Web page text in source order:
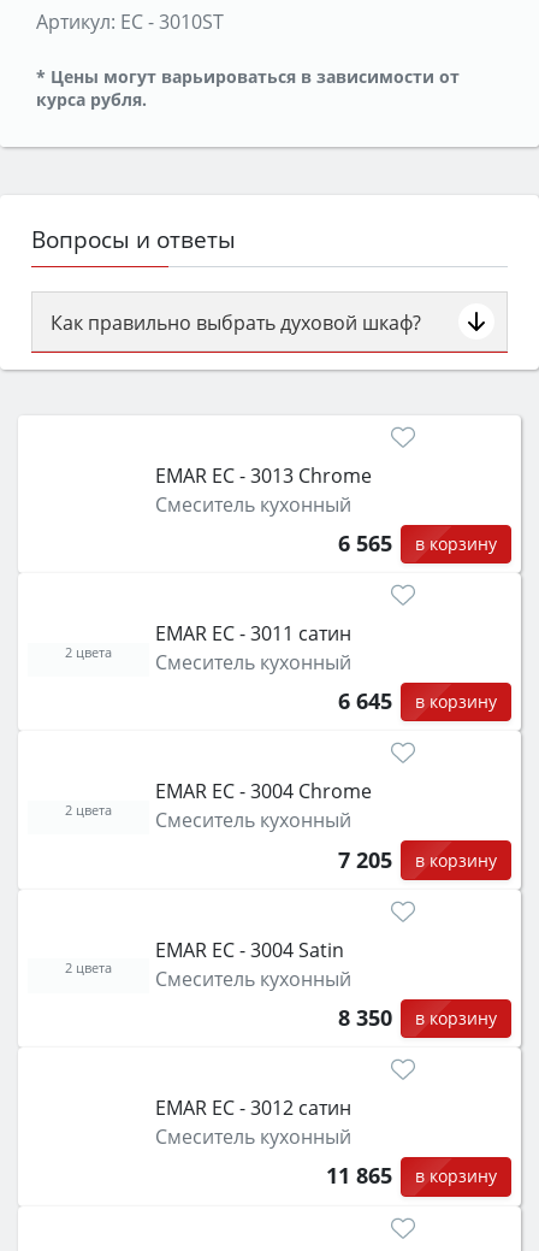
Артикул: ЕС - 3010ST
* Цены могут варьироваться в зависимости от
курса рубля.
Вопросы и ответы
Как правильно выбрать духовой шкаф?
Сначала определитесь с типом (газовый или
затем смотрите на объём 50–70 л для семьи,
функции (конвекция, гриль, самоочистка,
защита от детей).
EMAR ЕС - 3013 Chrome
Смеситель кухонный
6 565 в корзину
EMAR ЕС - 3011 сатин
Смеситель кухонный
6 645 в корзину
2 цвета
EMAR ЕС - 3004 Chrome
Смеситель кухонный
7 205 в корзину
2 цвета
EMAR ЕС - 3004 Satin
Смеситель кухонный
8 350 в корзину
2 цвета
EMAR ЕС - 3012 сатин
Смеситель кухонный
11 865 в корзину